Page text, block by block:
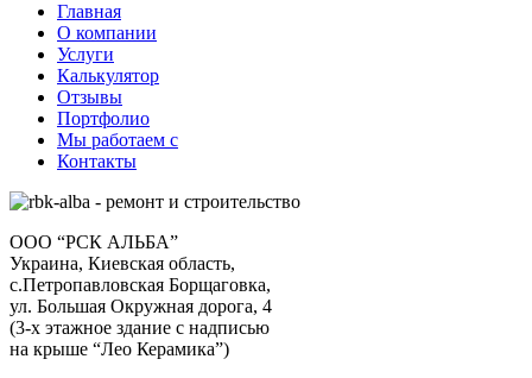
Главная
О компании
Услуги
Калькулятор
Отзывы
Портфолио
Мы работаем с
Контакты
ООО “РСК АЛЬБА”
Украина, Киевская область,
с.Петропавловская Борщаговка,
ул. Большая Окружная дорога, 4
(3-х этажное здание с надписью
на крыше “Лео Керамика”)